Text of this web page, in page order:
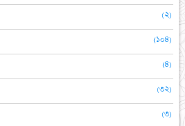
(২)
(১০৪)
(৪)
(৩২)
(৩)